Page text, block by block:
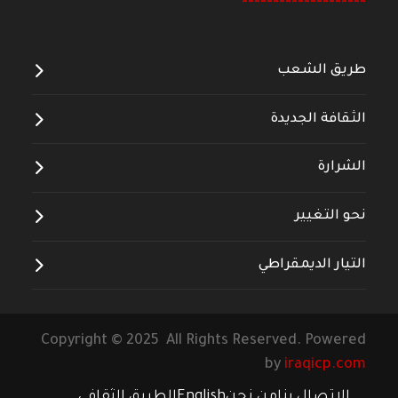
طريق الشعب
الثقافة الجديدة
الشرارة
نحو التغيير
التيار الديمقراطي
Copyright © 2025 All Rights Reserved. Powered
by iraqicp.com